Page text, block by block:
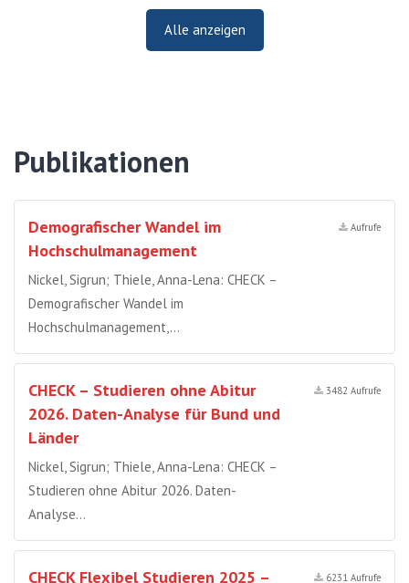
Alle anzeigen
Publikationen
Demografischer Wandel im
Hochschulmanagement
Nickel, Sigrun; Thiele, Anna-Lena: CHECK –
Demografischer Wandel im
Hochschulmanagement,…
Aufrufe
CHECK – Studieren ohne Abitur
2026. Daten-Analyse für Bund und
Länder
Nickel, Sigrun; Thiele, Anna-Lena: CHECK –
Studieren ohne Abitur 2026. Daten-
Analyse…
3482 Aufrufe
CHECK Flexibel Studieren 2025 –
6231 Aufrufe